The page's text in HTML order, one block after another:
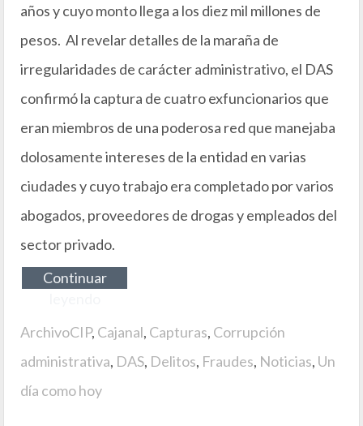
años y cuyo monto llega a los diez mil millones de
pesos. Al revelar detalles de la maraña de
irregularidades de carácter administrativo, el DAS
confirmó la captura de cuatro exfuncionarios que
eran miembros de una poderosa red que manejaba
dolosamente intereses de la entidad en varias
ciudades y cuyo trabajo era completado por varios
abogados, proveedores de drogas y empleados del
sector privado.
Continuar
ArchivoCIP, Cajanal, Capturas, Corrupción
administrativa, DAS, Delitos, Fraudes, Noticias, Un
día como hoy